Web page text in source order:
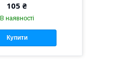
105 ₴
В наявності
Купити